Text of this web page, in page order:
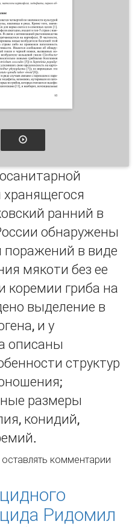
ранний в
обнаружены
поражений в виде
мякоти без ее
коремии гриба на
выделение в
и у
описаны
структур
размеры
конидий,
о Cephalotrichum
комментарии
Ридомил